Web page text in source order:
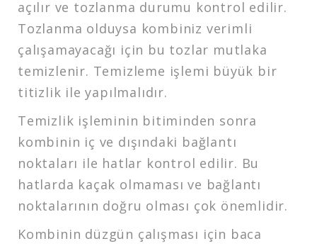
açılır ve tozlanma durumu kontrol edilir.
Tozlanma olduysa kombiniz verimli
çalışamayacağı için bu tozlar mutlaka
temizlenir. Temizleme işlemi büyük bir
titizlik ile yapılmalıdır.
Temizlik işleminin bitiminden sonra
kombinin iç ve dışındaki bağlantı
noktaları ile hatlar kontrol edilir. Bu
hatlarda kaçak olmaması ve bağlantı
noktalarının doğru olması çok önemlidir.
Kombinin düzgün çalışması için baca